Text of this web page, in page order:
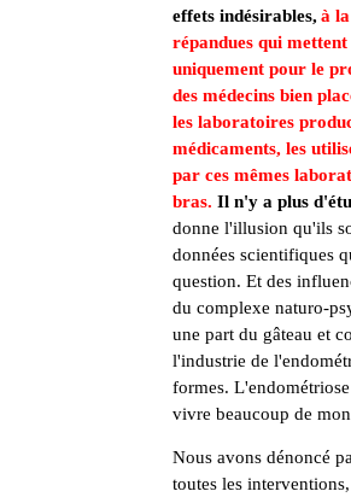
effets indésirables, à
répandues qui
uniquement pour le
des médecins bien
les laboratoires
médicaments, les
par ces mêmes
bras. Il n'y a plus
donne l'illusion qu'ils
données scientifiques
question. Et des
du complexe naturo-
une part du gâteau et
l'industrie de
formes.
vivre beaucoup de
Nous avons dénoncé
toutes les